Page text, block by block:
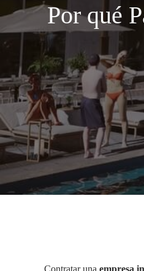
Por qué
Contratar una empresa